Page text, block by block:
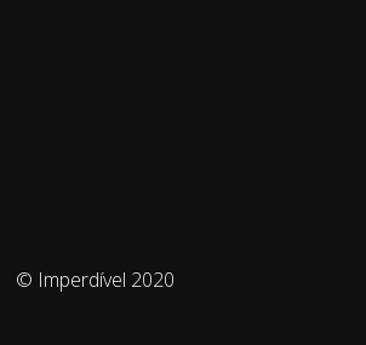
© Imperdível 2020